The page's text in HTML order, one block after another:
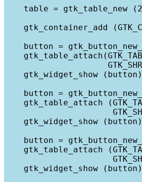
table = gtk_table_new
gtk_container_add
button =
gtk_widget_show
button =
gtk_table_attach
gtk_widget_show
button =
gtk_table_attach
gtk_widget_show